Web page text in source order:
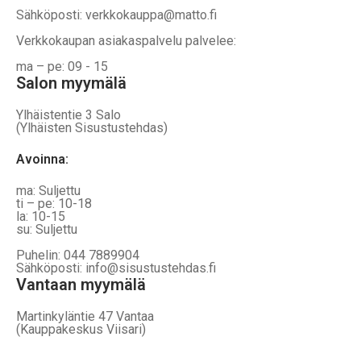
Sähköposti: verkkokauppa@matto.fi
Verkkokaupan asiakaspalvelu palvelee:
ma – pe: 09 - 15
Salon myymälä
Ylhäistentie 3 Salo
(Ylhäisten Sisustustehdas)
Avoinna:
ma: Suljettu
ti – pe: 10-18
la: 10-15
su: Suljettu
Puhelin: 044 7889904
Sähköposti: info@sisustustehdas.fi
Vantaan myymälä
Martinkyläntie 47 Vantaa
(Kauppakeskus Viisari)